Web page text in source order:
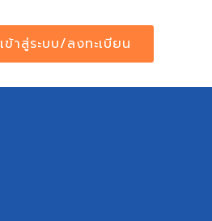
เข้าสู่ระบบ/ลงทะเบียน